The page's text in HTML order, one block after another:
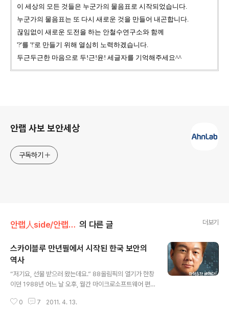
이 세상의 모든 것들은 누군가의 물음표로 시작되었습니다.
누군가의 물음표는 또 다시 새로운 것을 만들어 내곤합니다.
끊임없이 새로운 도전을 하는 안철수연구소와 함께
'?'를 '!'로 만들기 위해 열심히 노력하겠습니다.
두근두근한 마음으로 두!근!윤! 세글자를 기억해주세요^^
안랩 사보 보안세상
구독하기
안랩人side/안랩컬처 의 다른 글 더보기
스카이블루 만년필에서 시작된 한국 보안의
역사
“저기요, 선물 받으러 왔는데요.” 88올림픽의 열기가 한창
이던 1988년 어느 날 오후, 월간 마이크로소프트웨어 편
디. 늘 스카이블루 색 만년필로 독자 의견을 성심성의껏 채
0 7 2011. 4. 13.